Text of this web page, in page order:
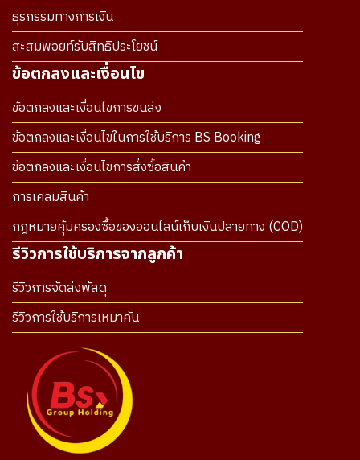
ธุรกรรมทางการเงิน
สะสมพอยท์รับสิทธิประโยชน์
ข้อตกลงและเงื่อนไข
ข้อตกลงและเงื่อนไขการขนส่ง
ข้อตกลงและเงื่อนไขในการใช้บริการ BS Booking
ข้อตกลงและเงื่อนไขการสั่งซื้อสินค้า
การเคลมสินค้า
กฎหมายคุ้มครองซื้อของออนไลน์เก็บเงินปลายทาง (COD)
รีวิวการใช้บริการจากลูกค้า
รีวิวการจัดส่งพัสดุ
รีวิวการใช้บริการเหมาคัน